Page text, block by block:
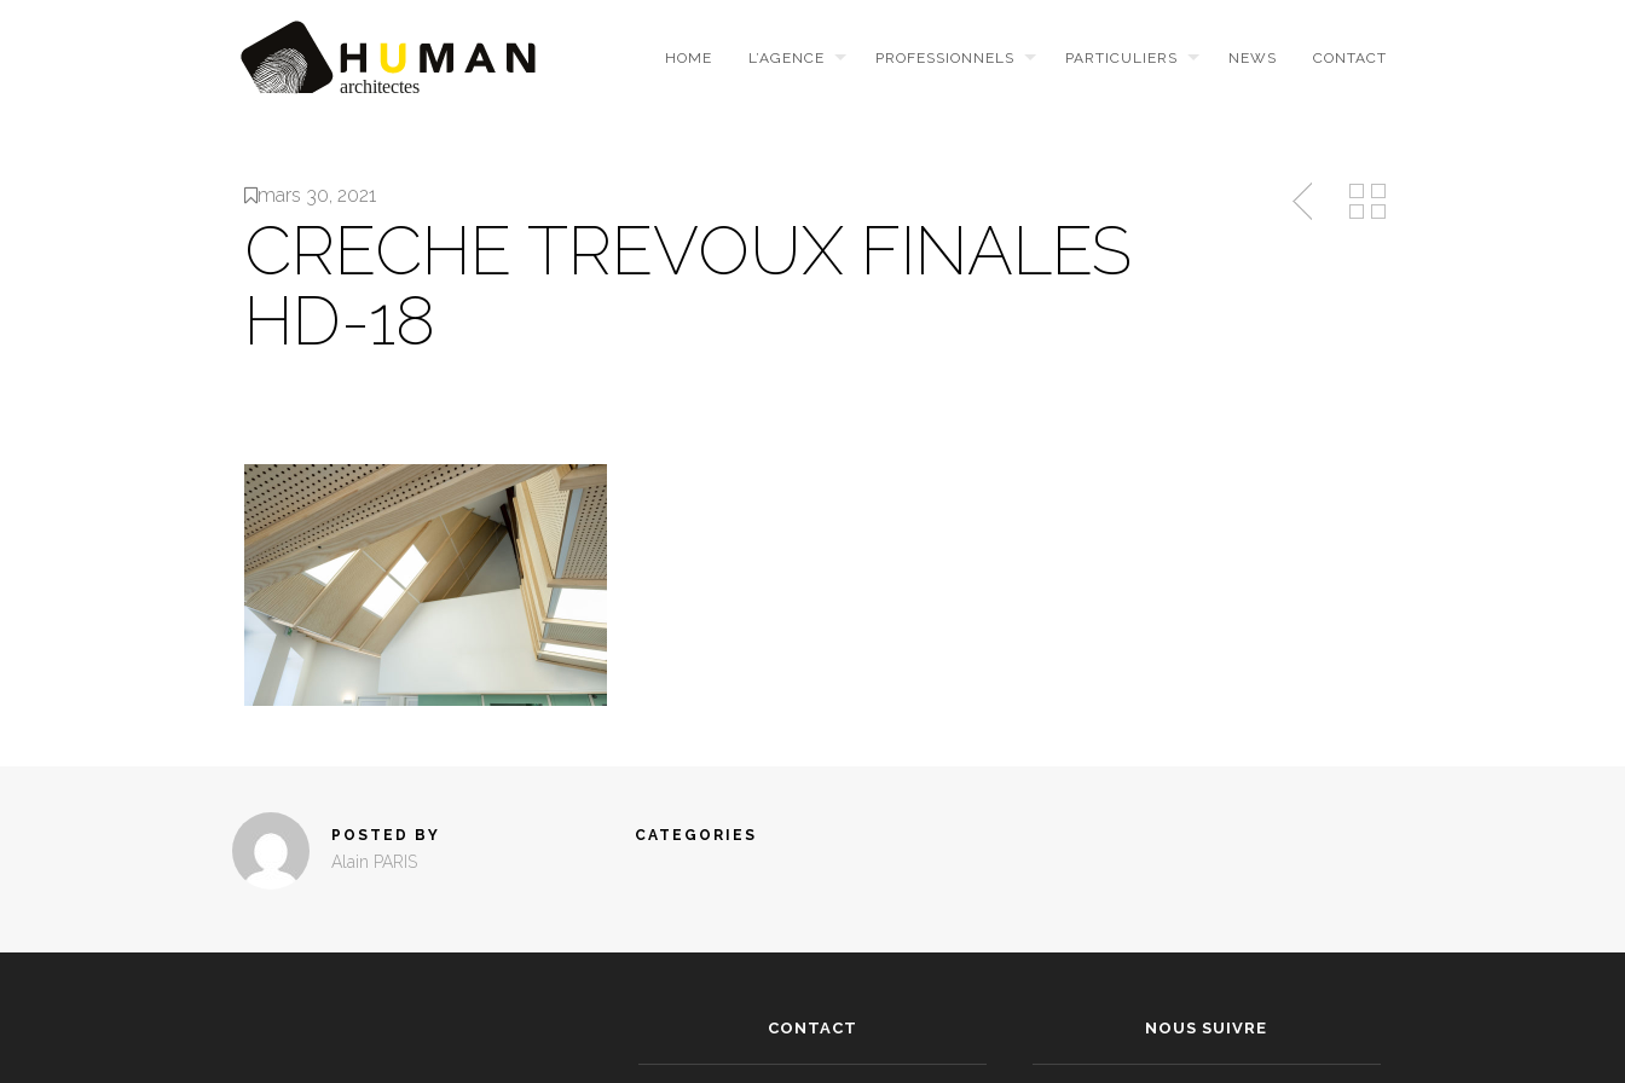
HOME L’AGENCE PROFESSIONNELS PARTICULIERS NEWS CONTACT
mars 30, 2021
CRECHE TREVOUX FINALES
HD-18
POSTED BY
Alain PARIS
CATEGORIES
CONTACT NOUS SUIVRE